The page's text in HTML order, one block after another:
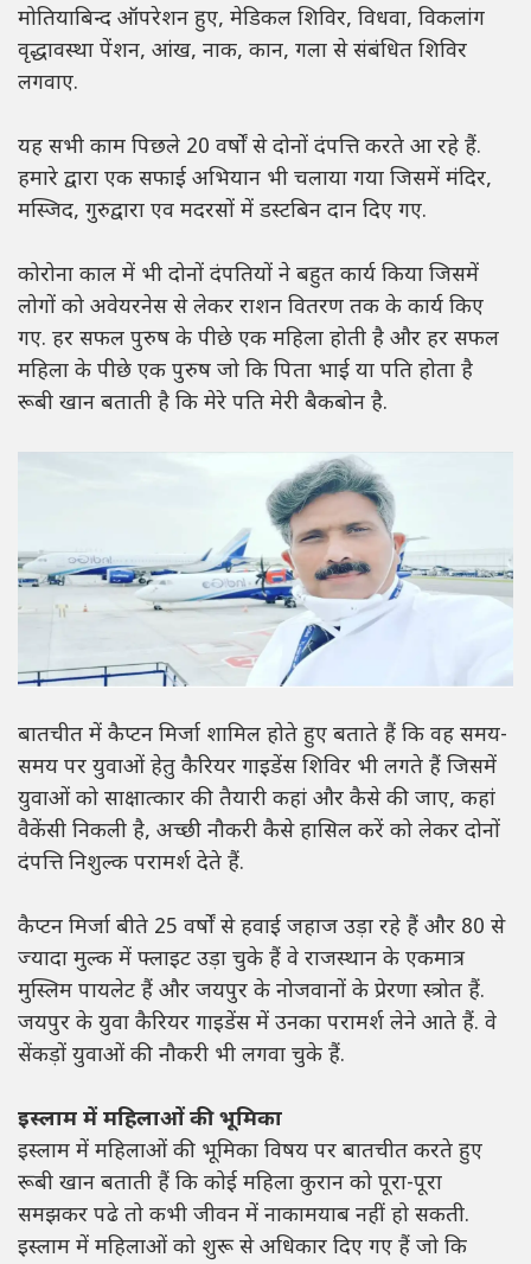
मोतियाबिन्द ऑपरेशन हुए, मेडिकल शिविर, विधवा, विकलांग
वृद्धावस्था पेंशन, आंख, नाक, कान, गला से संबंधित शिविर
लगवाए.
यह सभी काम पिछले 20 वर्षों से दोनों दंपत्ति करते आ रहे हैं.
हमारे द्वारा एक सफाई अभियान भी चलाया गया जिसमें मंदिर,
मस्जिद, गुरुद्वारा एव मदरसों में डस्टबिन दान दिए गए.
कोरोना काल में भी दोनों दंपतियों ने बहुत कार्य किया जिसमें
लोगों को अवेयरनेस से लेकर राशन वितरण तक के कार्य किए
गए. हर सफल पुरुष के पीछे एक महिला होती है और हर सफल
महिला के पीछे एक पुरुष जो कि पिता भाई या पति होता है
रूबी खान बताती है कि मेरे पति मेरी बैकबोन है.
बातचीत में कैप्टन मिर्जा शामिल होते हुए बताते हैं कि वह समय-
समय पर युवाओं हेतु कैरियर गाइडेंस शिविर भी लगते हैं जिसमें
युवाओं को साक्षात्कार की तैयारी कहां और कैसे की जाए, कहां
वैकेंसी निकली है, अच्छी नौकरी कैसे हासिल करें को लेकर दोनों
दंपत्ति निशुल्क परामर्श देते हैं.
कैप्टन मिर्जा बीते 25 वर्षों से हवाई जहाज उड़ा रहे हैं और 80 से
ज्यादा मुल्क में फ्लाइट उड़ा चुके हैं वे राजस्थान के एकमात्र
मुस्लिम पायलेट हैं और जयपुर के नोजवानों के प्रेरणा स्त्रोत हैं.
जयपुर के युवा कैरियर गाइडेंस में उनका परामर्श लेने आते हैं. वे
सेंकड़ों युवाओं की नौकरी भी लगवा चुके हैं.
इस्लाम में महिलाओं की भूमिका
इस्लाम में महिलाओं की भूमिका विषय पर बातचीत करते हुए
रूबी खान बताती हैं कि कोई महिला कुरान को पूरा-पूरा
समझकर पढे तो कभी जीवन में नाकामयाब नहीं हो सकती.
इस्लाम में महिलाओं को शुरू से अधिकार दिए गए हैं जो कि